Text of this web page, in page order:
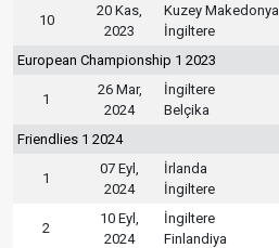
10
20 Kas,
2023
Kuzey Makedonya
İngiltere
European Championship 1 2023
1
26 Mar,
2024
İngiltere
Belçika
Friendlies 1 2024
1
07 Eyl,
2024
İrlanda
İngiltere
2
10 Eyl,
2024
İngiltere
Finlandiya